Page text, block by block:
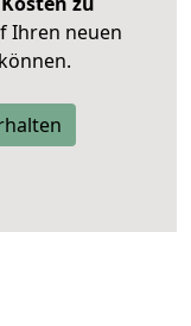
Ihren neuen